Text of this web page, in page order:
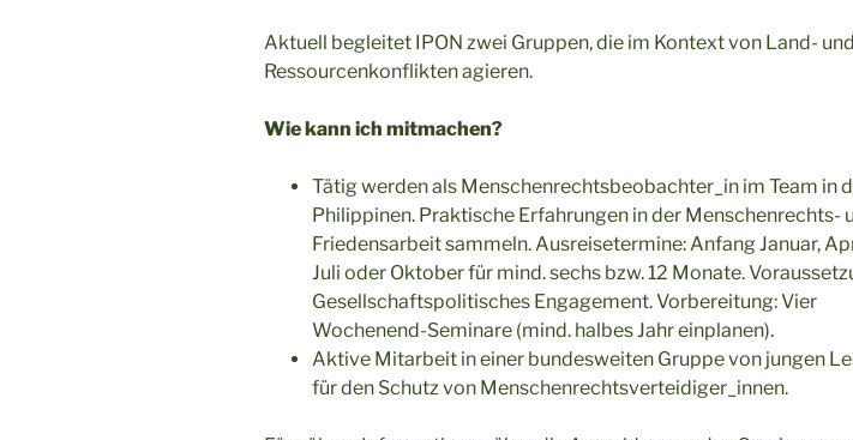
Aktuell begleitet IPON zwei Gruppen, die im Kontext von Land- und
Ressourcenkonflikten agieren.
Wie kann ich mitmachen?
Tätig werden als Menschenrechtsbeobachter_in im Team in
Philippinen. Praktische Erfahrungen in der Menschenrechts-
Friedensarbeit sammeln. Ausreisetermine: Anfang Januar,
Juli oder Oktober für mind. sechs bzw. 12 Monate.
Gesellschaftspolitisches Engagement. Vorbereitung: Vier
Wochenend-Seminare (mind. halbes Jahr einplanen).
Aktive Mitarbeit in einer bundesweiten Gruppe von jungen
für den Schutz von Menschenrechtsverteidiger_innen.